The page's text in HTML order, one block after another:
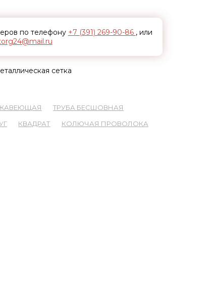
по телефону +7 (391) 269-90-86 , или
сетка
ТРУБА БЕСШОВНАЯ
КВАДРАТ
КОЛЮЧАЯ ПРОВОЛОКА